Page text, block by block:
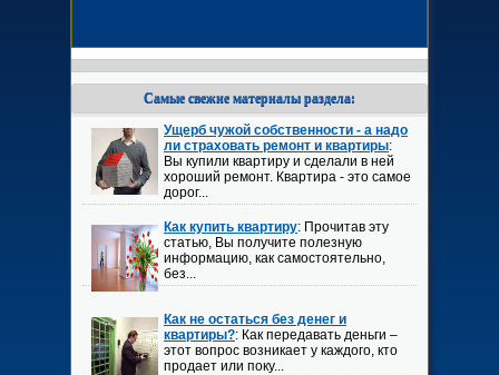
Самые свежие материалы раздела:
Ущерб чужой собственности - а надо
ли страховать ремонт и квартиры:
Вы купили квартиру и сделали в ней
хороший ремонт. Квартира - это самое
дорог...
Как купить квартиру: Прочитав эту
статью, Вы получите полезную
информацию, как самостоятельно,
без...
Как не остаться без денег и
квартиры?: Как передавать деньги –
этот вопрос возникает у каждого, кто
продает или поку...